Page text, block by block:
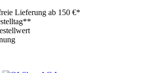
Lieferung ab 150 €*